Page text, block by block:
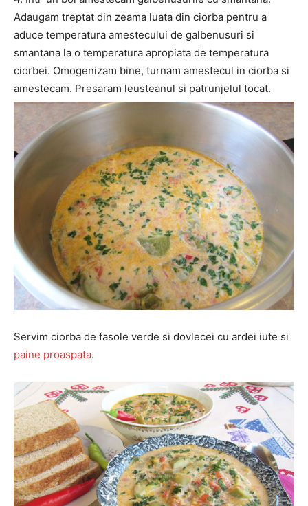
Adaugam treptat din zeama luata din ciorba pentru a
aduce temperatura amestecului de galbenusuri si
smantana la o temperatura apropiata de temperatura
ciorbei. Omogenizam bine, turnam amestecul in ciorba si
amestecam. Presaram leusteanul si patrunjelul tocat.
Servim ciorba de fasole verde si dovlecei cu ardei iute si
paine proaspata.